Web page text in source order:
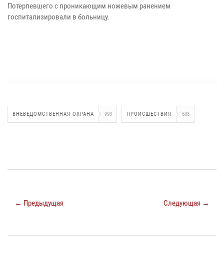
Потерпевшего с проникающим ножевым ранением
госпитализировали в больницу.
ВНЕВЕДОМСТВЕННАЯ ОХРАНА 993 ПРОИСШЕСТВИЯ 608
← Предыдущая Следующая →